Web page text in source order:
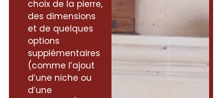
choix de la pierre,
des dimensions
et de quelques
options
supplémentaires
(comme l’ajout
d’une niche ou
d’une